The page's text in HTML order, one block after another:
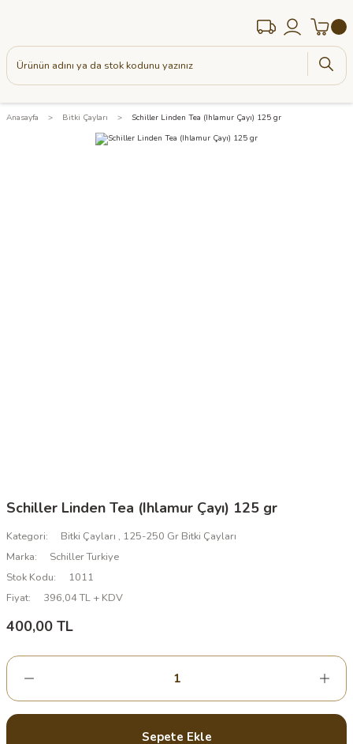
Anasayfa Bitki Çayları Schiller Linden Tea (Ihlamur Çayı) 125 gr
Schiller Linden Tea (Ihlamur Çayı) 125 gr
Kategori Bitki Çayları , 125-250 Gr Bitki Çayları
Marka
Schiller Turkiye
Stok Kodu
1011
Fiyat
396,04 TL + KDV
400,00 TL
Sepete Ekle